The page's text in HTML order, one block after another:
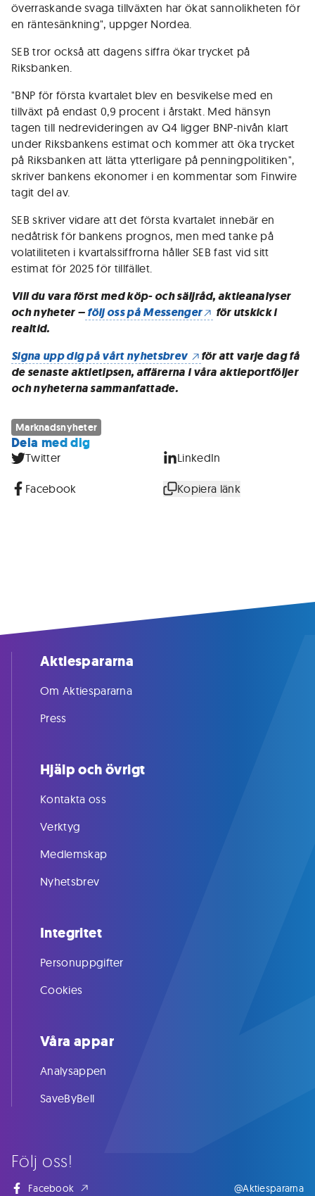
överraskande svaga tillväxten har ökat sannolikheten för
en räntesänkning", uppger Nordea.
SEB tror också att dagens siffra ökar trycket på
Riksbanken.
"BNP för första kvartalet blev en besvikelse med en
tillväxt på endast 0,9 procent i årstakt. Med hänsyn
tagen till nedrevideringen av Q4 ligger BNP-nivån klart
under Riksbankens estimat och kommer att öka trycket
på Riksbanken att lätta ytterligare på penningpolitiken",
skriver bankens ekonomer i en kommentar som Finwire
tagit del av.
SEB skriver vidare att det första kvartalet innebär en
nedåtrisk för bankens prognos, men med tanke på
volatiliteten i kvartalssiffrorna håller SEB fast vid sitt
estimat för 2025 för tillfället.
Vill du vara först med köp- och säljråd, aktieanalyser
och nyheter –följ oss på Messenger
för utskick i
realtid.
Signa upp dig på vårt nyhetsbrev
för att varje dag få
de senaste aktietipsen, affärerna i våra aktieportföljer
och nyheterna sammanfattade.
Marknadsnyheter
Dela med dig
Twitter LinkedIn
Facebook Kopiera länk
Följ oss!
Facebook @Aktiespararna
Aktiespararna
Om Aktiespararna
Press
Hjälp och övrigt
Kontakta oss
Verktyg
Medlemskap
Nyhetsbrev
Integritet
Personuppgifter
Cookies
Våra appar
Analysappen
SaveByBell